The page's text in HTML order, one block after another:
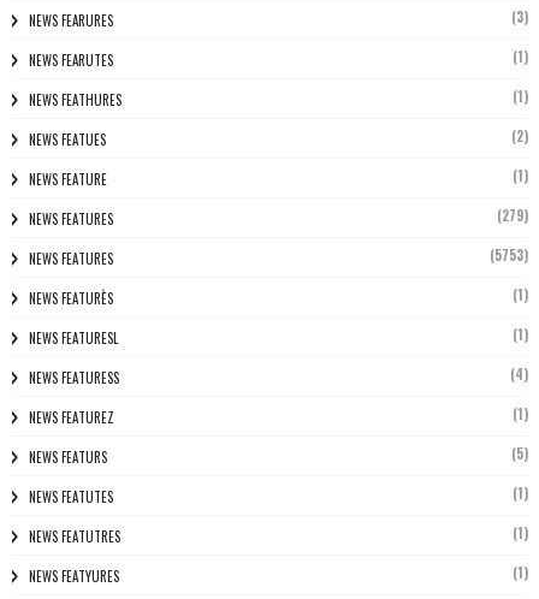
NEWS FEARURES (3)
NEWS FEARUTES (1)
NEWS FEATHURES (1)
NEWS FEATUES (2)
NEWS FEATURE (1)
NEWS FEATURES (279)
NEWS FEATURES (5753)
NEWS FEATURÈS (1)
NEWS FEATURESL (1)
NEWS FEATURESS (4)
NEWS FEATUREZ (1)
NEWS FEATURS (5)
NEWS FEATUTES (1)
NEWS FEATUTRES (1)
NEWS FEATYURES (1)